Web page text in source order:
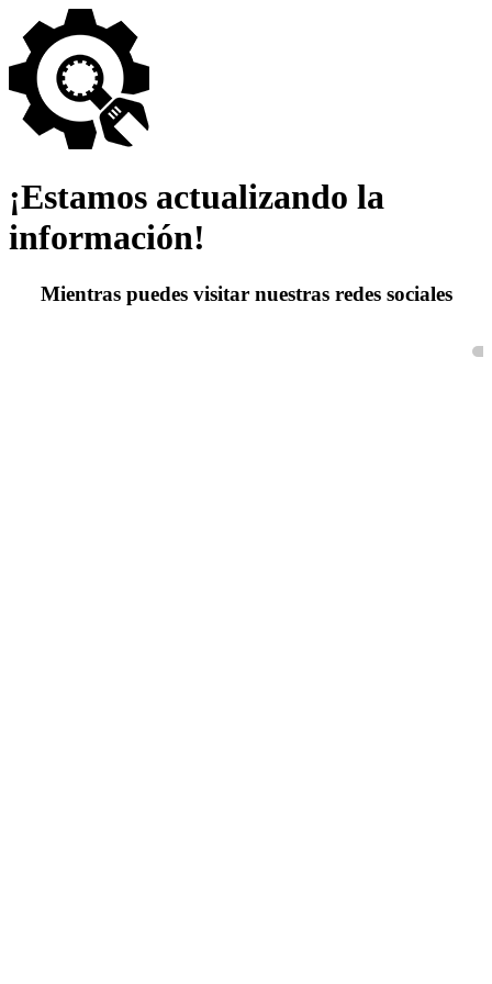
¡Estamos actualizando la
información!
Mientras puedes visitar nuestras redes sociales